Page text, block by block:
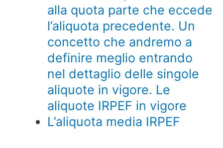
alla quota parte che eccede
l’aliquota precedente. Un
concetto che andremo a
definire meglio entrando
nel dettaglio delle singole
aliquote in vigore. Le
aliquote IRPEF in vigore
L’aliquota media IRPEF